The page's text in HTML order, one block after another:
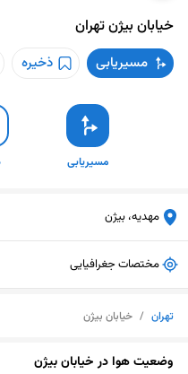
خیابان بیژنتهران
مسیریابی ذخیره
مسیریابی
مهدیه، بیژن
مختصات جغرافیایی
تهران / خیابان بیژن
وضعیت هوا درخیابان بیژن